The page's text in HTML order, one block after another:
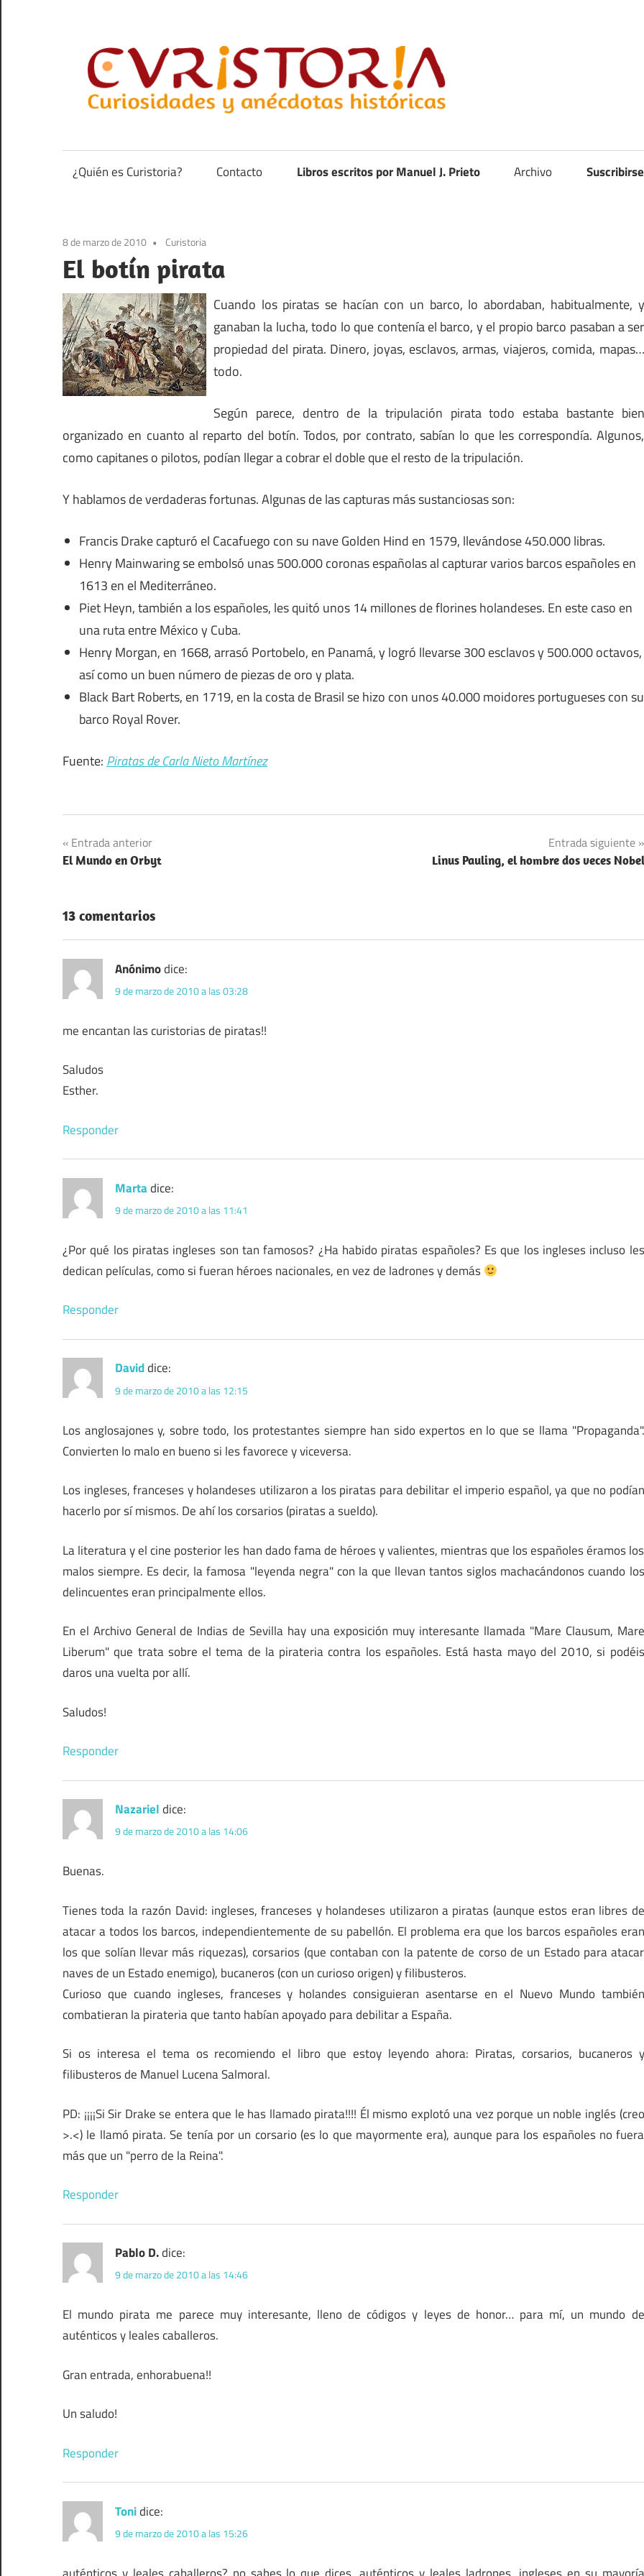
contenido
anécdotas
de
¿Quién es Curistoria? Contacto Libros escritos por Manuel J. Prieto Archivo
8 de marzo de 2010 Curistoria
El botín pirata
Cuando los piratas se hacían con un barco, lo abordaban, habitualmente, y
ganaban la lucha, todo lo que contenía el barco, y el propio barco pasaban a ser
propiedad del pirata. Dinero, joyas, esclavos, armas, viajeros, comida, mapas…
todo.
Según parece, dentro de la tripulación pirata todo estaba bastante bien
organizado en cuanto al reparto del botín. Todos, por contrato, sabían lo que les correspondía. Algunos,
como capitanes o pilotos, podían llegar a cobrar el doble que el resto de la tripulación.
Y hablamos de verdaderas fortunas. Algunas de las capturas más sustanciosas son:
Francis Drake capturó el Cacafuego con su nave Golden Hind en 1579, llevándose 450.000 libras.
Henry Mainwaring se embolsó unas 500.000 coronas españolas al capturar varios barcos españoles en
1613 en el Mediterráneo.
Piet Heyn, también a los españoles, les quitó unos 14 millones de florines holandeses. En este caso en
una ruta entre México y Cuba.
Henry Morgan, en 1668, arrasó Portobelo, en Panamá, y logró llevarse 300 esclavos y 500.000 octavos,
así como un buen número de piezas de oro y plata.
Black Bart Roberts, en 1719, en la costa de Brasil se hizo con unos 40.000 moidores portugueses con su
barco Royal Rover.
Fuente: Piratas de Carla Nieto Martínez
Navegación
de
Entrada anterior
El Mundo en Orbyt
Entrada siguiente
Linus Pauling, el hombre dos veces Nobel
13 comentarios
Anónimodice:
9 de marzo de 2010 a las 03:28
me encantan las curistorias de piratas!!
Saludos
Esther.
Responder
Martadice:
9 de marzo de 2010 a las 11:41
¿Por qué los piratas ingleses son tan famosos? ¿Ha habido piratas españoles? Es que los ingleses incluso les
dedican películas, como si fueran héroes nacionales, en vez de ladrones y demás
Responder
Daviddice:
9 de marzo de 2010 a las 12:15
Los anglosajones y, sobre todo, los protestantes siempre han sido expertos en lo que se llama "Propaganda".
Convierten lo malo en bueno si les favorece y viceversa.
Los ingleses, franceses y holandeses utilizaron a los piratas para debilitar el imperio español, ya que no podían
hacerlo por sí mismos. De ahí los corsarios (piratas a sueldo).
La literatura y el cine posterior les han dado fama de héroes y valientes, mientras que los españoles éramos los
malos siempre. Es decir, la famosa "leyenda negra" con la que llevan tantos siglos machacándonos cuando los
delincuentes eran principalmente ellos.
En el Archivo General de Indias de Sevilla hay una exposición muy interesante llamada "Mare Clausum, Mare
Liberum" que trata sobre el tema de la pirateria contra los españoles. Está hasta mayo del 2010, si podéis
daros una vuelta por allí.
Saludos!
Responder
Nazarieldice:
9 de marzo de 2010 a las 14:06
Buenas.
Tienes toda la razón David: ingleses, franceses y holandeses utilizaron a piratas (aunque estos eran libres de
atacar a todos los barcos, independientemente de su pabellón. El problema era que los barcos españoles eran
los que solían llevar más riquezas), corsarios (que contaban con la patente de corso de un Estado para atacar
naves de un Estado enemigo), bucaneros (con un curioso origen) y filibusteros.
Curioso que cuando ingleses, franceses y holandes consiguieran asentarse en el Nuevo Mundo también
combatieran la pirateria que tanto habían apoyado para debilitar a España.
Si os interesa el tema os recomiendo el libro que estoy leyendo ahora: Piratas, corsarios, bucaneros y
filibusteros de Manuel Lucena Salmoral.
PD: ¡¡¡¡Si Sir Drake se entera que le has llamado pirata!!!! Él mismo explotó una vez porque un noble inglés (creo
>.<) le llamó pirata. Se tenía por un corsario (es lo que mayormente era), aunque para los españoles no fuera
más que un "perro de la Reina".
Responder
Pablo D.dice:
9 de marzo de 2010 a las 14:46
El mundo pirata me parece muy interesante, lleno de códigos y leyes de honor… para mí, un mundo de
auténticos y leales caballeros.
Gran entrada, enhorabuena!!
Un saludo!
Responder
Tonidice:
9 de marzo de 2010 a las 15:26